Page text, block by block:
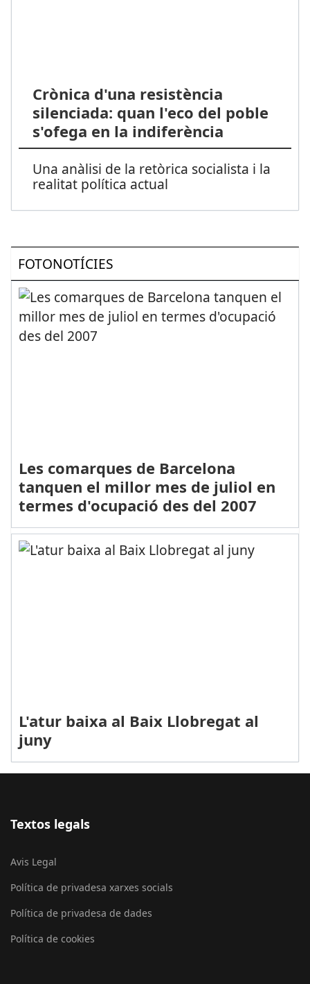
Crònica d'una resistència
silenciada: quan l'eco del poble
s'ofega en la indiferència
Una anàlisi de la retòrica socialista i la
realitat política actual
FOTONOTÍCIES
Les comarques de Barcelona
tanquen el millor mes de juliol en
termes d'ocupació des del 2007
L'atur baixa al Baix Llobregat al
juny
Textos legals
Avis Legal
Política de privadesa xarxes socials
Política de privadesa de dades
Política de cookies